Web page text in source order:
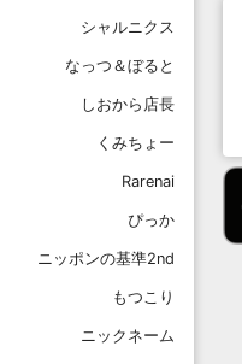
シャルニクス
なっつ＆ぼると
しおから店長
くみちょー
Rarenai
ぴっか
ニッポンの基準2nd
もつこり
ニックネーム